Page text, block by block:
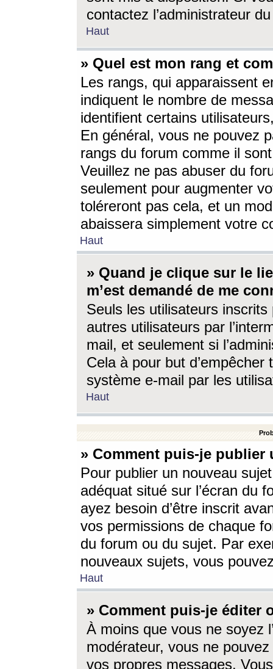
contactez l’administrateur
Haut
» Quel est mon rang et
Les rangs, qui apparaissent
indiquent le nombre de
identifient certains
En général, vous ne pouvez
rangs du forum comme il
Veuillez ne pas abuser du
seulement pour augmenter
toléreront pas cela, et un
abaissera simplement votre
Haut
» Quand je clique sur le
m’est demandé de me
Seuls les utilisateurs
autres utilisateurs par
mail, et seulement si
Cela à pour but
système e-mail par les
Haut
» Comment puis-je
Pour publier un nouveau
adéquat situé sur l’écran du
ayez besoin d’être inscrit
vos permissions de chaque
du forum ou du sujet. Par
nouveaux sujets, vous
Haut
» Comment puis-je éditer
À moins que vous ne soyez
modérateur, vous ne
vos propres messages.